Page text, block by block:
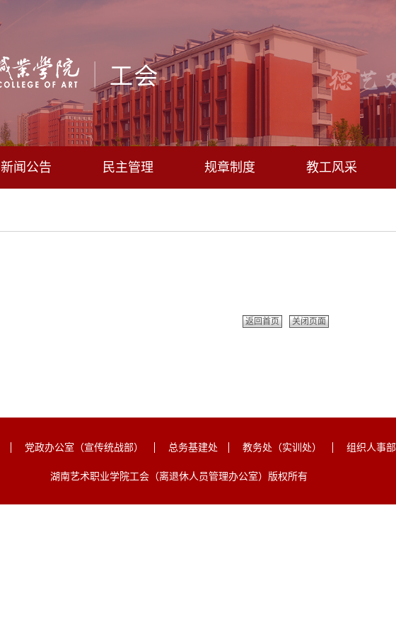
新闻公告 民主管理 规章制度 教工风采
返回首页 关闭页面
党政办公室（宣传统战部） 总务基建处 教务处（实训处） 组织人事部
湖南艺术职业学院工会（离退休人员管理办公室）版权所有